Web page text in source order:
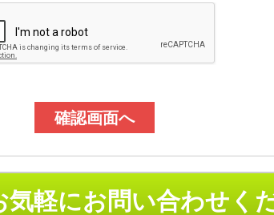
気軽にお問い合わせく